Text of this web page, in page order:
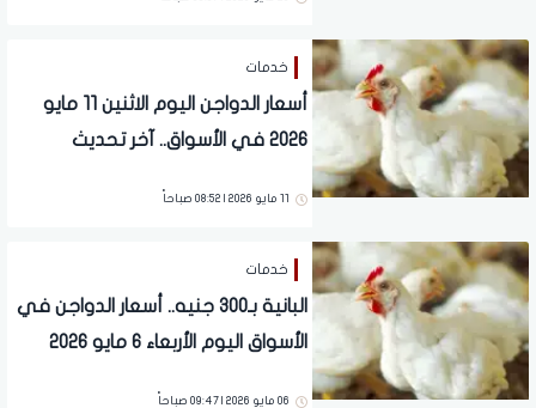
خدمات
أسعار الدواجن اليوم الاثنين 11 مايو
2026 في الأسواق.. آخر تحديث
11 مايو 2026 | 08:52 صباحاً
خدمات
البانية بـ300 جنيه.. أسعار الدواجن في
الأسواق اليوم الأربعاء 6 مايو 2026
06 مايو 2026 | 09:47 صباحاً